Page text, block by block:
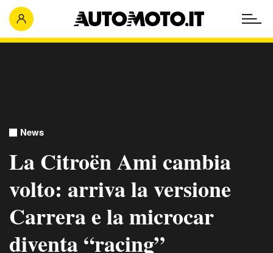
News
La Citroën Ami cambia
volto: arriva la versione
Carrera e la microcar
diventa “racing”